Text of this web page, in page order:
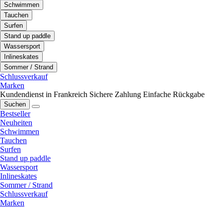
Schwimmen
Tauchen
Surfen
Stand up paddle
Wassersport
Inlineskates
Sommer / Strand
Schlussverkauf
Marken
Kundendienst in Frankreich Sichere Zahlung Einfache Rückgabe
Suchen
Bestseller
Neuheiten
Schwimmen
Tauchen
Surfen
Stand up paddle
Wassersport
Inlineskates
Sommer / Strand
Schlussverkauf
Marken